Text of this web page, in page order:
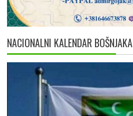
NACIONALNI KALENDAR BOŠNJAKA